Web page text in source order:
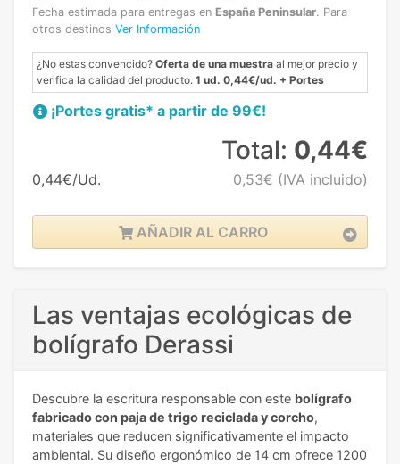
Fecha estimada para entregas en España Peninsular. Para
otros destinos Ver Información
¿No estas convencido? Oferta de una muestra al mejor precio y
verifica la calidad del producto. 1 ud. 0,44€/ud. + Portes
¡Portes gratis* a partir de 99€!
0,44€/Ud.
Total: 0,44€
0,53€ (IVA incluido)
AÑADIR AL CARRO
Las ventajas ecológicas de
bolígrafo Derassi
Descubre la escritura responsable con este bolígrafo
fabricado con paja de trigo reciclada y corcho,
materiales que reducen significativamente el impacto
ambiental. Su diseño ergonómico de 14 cm ofrece 1200